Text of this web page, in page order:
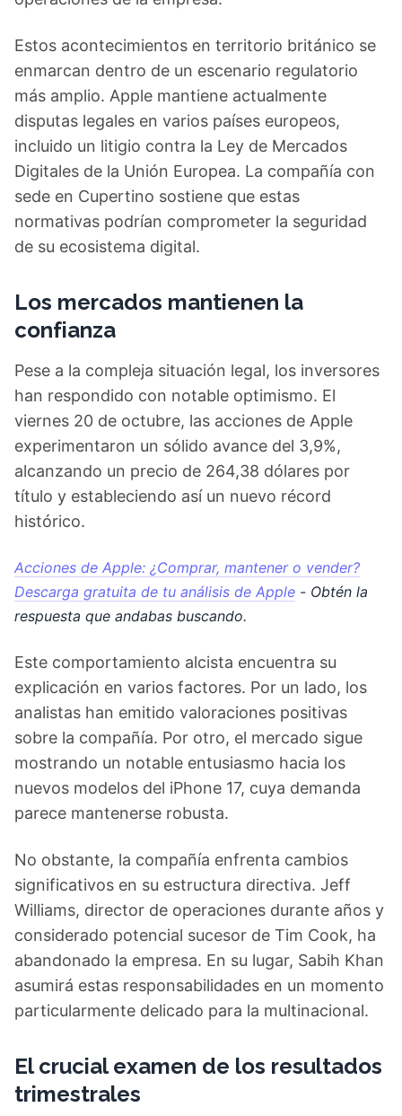
Estos acontecimientos en territorio británico se
enmarcan dentro de un escenario regulatorio
más amplio. Apple mantiene actualmente
disputas legales en varios países europeos,
incluido un litigio contra la Ley de Mercados
Digitales de la Unión Europea. La compañía con
sede en Cupertino sostiene que estas
normativas podrían comprometer la seguridad
de su ecosistema digital.
Los mercados mantienen la
confianza
Pese a la compleja situación legal, los inversores
han respondido con notable optimismo. El
viernes 20 de octubre, las acciones de Apple
experimentaron un sólido avance del 3,9%,
alcanzando un precio de 264,38 dólares por
título y estableciendo así un nuevo récord
histórico.
Acciones de Apple: ¿Comprar, mantener o vender?
Descarga gratuita de tu análisis de Apple - Obtén la
respuesta que andabas buscando.
Este comportamiento alcista encuentra su
explicación en varios factores. Por un lado, los
analistas han emitido valoraciones positivas
sobre la compañía. Por otro, el mercado sigue
mostrando un notable entusiasmo hacia los
nuevos modelos del iPhone 17, cuya demanda
parece mantenerse robusta.
No obstante, la compañía enfrenta cambios
significativos en su estructura directiva. Jeff
Williams, director de operaciones durante años y
considerado potencial sucesor de Tim Cook, ha
abandonado la empresa. En su lugar, Sabih Khan
asumirá estas responsabilidades en un momento
particularmente delicado para la multinacional.
El crucial examen de los resultados
trimestrales